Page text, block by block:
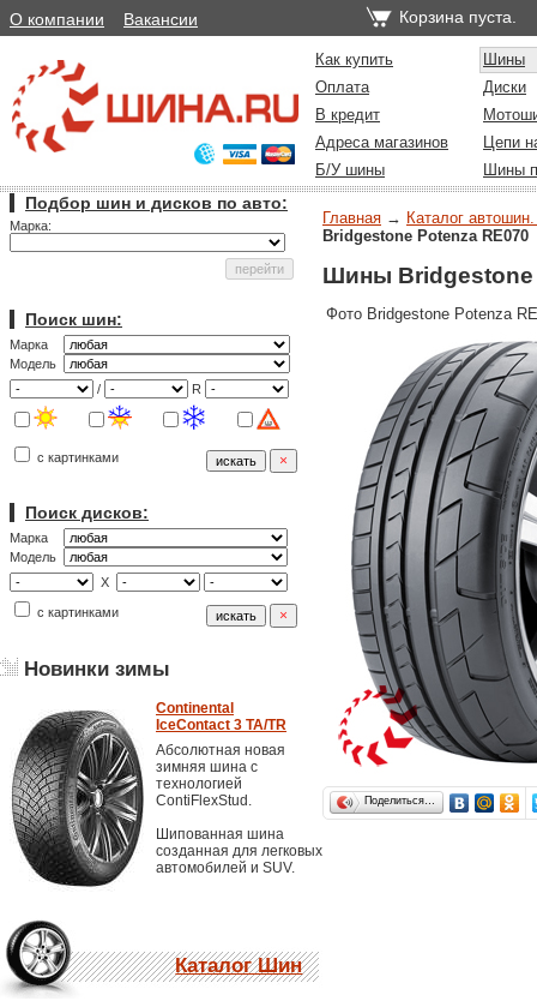
О компании Вакансии Корзина пуста.
Как купить
Шины
Оплата
Диски
В кредит
Адреса магазинов
Цепи
Б/У шины
Шины
Подбор шин и дисков по авто:
Марка:
Поиск шин:
Марка
Модель
/
R
с картинками
Поиск дисков:
Марка
Модель
X
с картинками
Новинки зимы
Continental
IceContact 3 TA/TR
Абсолютная новая
зимняя шина с
технологией
ContiFlexStud.
Шипованная шина
созданная для легковых
автомобилей и SUV.
Каталог Шин
Главная → Каталог
Bridgestone Potenza RE070
Шины Bridgestone
Фото Bridgestone Potenza
Поделиться…